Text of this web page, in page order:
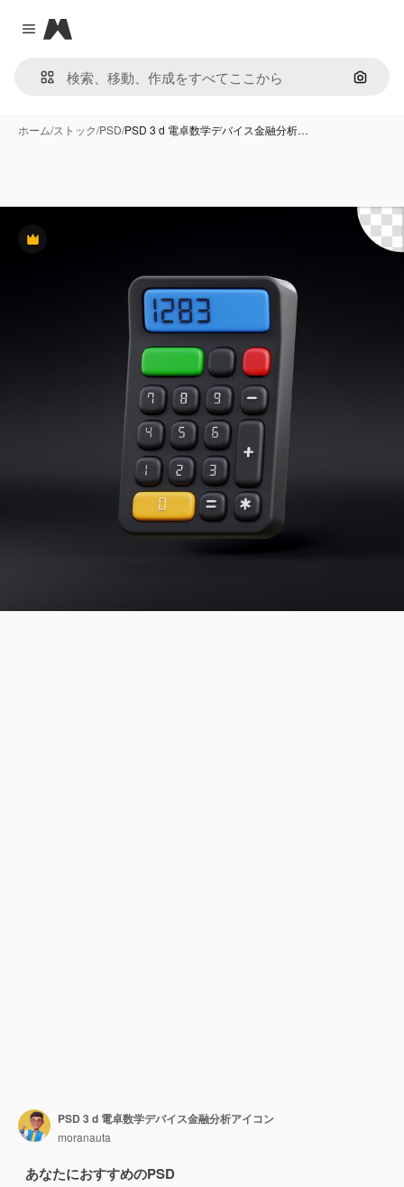
Close menu
Magnific
画像で
ホーム/ストック/PSD/PSD 3 d 電卓数学デバイス金融分析…
Premium
PSD 3 d 電卓数学デバイス金融分析アイコン
moranauta
あなたにおすすめのPSD